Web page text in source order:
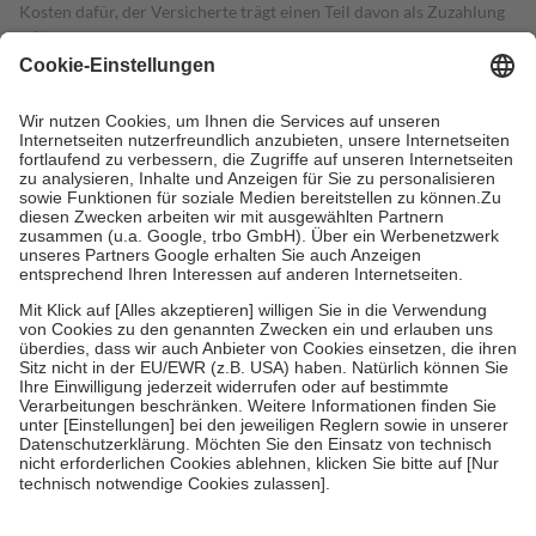
Kosten dafür, der Versicherte trägt einen Teil davon als Zuzahlung
mit.
Grundsätzlich leisten Mitglieder Zuzahlungen in Höhe von zehn
höchstens zehn Euro.
Es sind jedoch nie mehr als die tatsächlichen
Kosten der Leistung zu entrichten.
Diese Regeln gelten grundsätzlich auch für Online-Apotheken.
Bei Heilmitteln und häuslicher Krankenpflege beträgt die
Zuzahlung zehn Prozent der Kosten sowie zehn Euro je
Verordnung.
Um das Engagement der Versicherten für ihre eigene Gesundheit zu
stärken und die besondere Stellung der Familie zu unterstützen,
fallenkeine Zuzahlungenan bei:
• Kindern und Jugendlichen bis zum vollendeten 18. Lebensjahr
mit Ausnahme der Fahrkosten
• Untersuchungen zur Vorsorge und Früherkennung, die von der
GKV getragen werden
• empfohlenen Schutzimpfungen
• Harn- und Blutteststreifen